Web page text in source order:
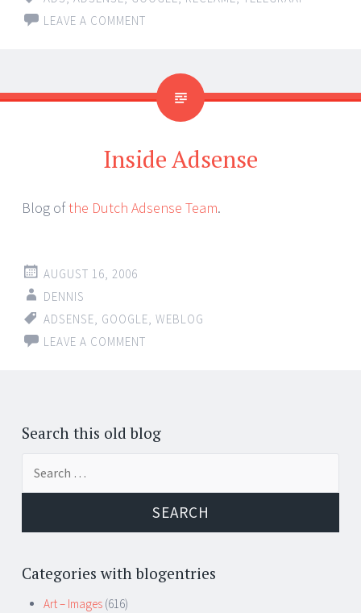
LEAVE A COMMENT
Inside Adsense
Blog ofthe Dutch Adsense Team.
AUGUST 16, 2006
DENNIS
ADSENSE GOOGLE WEBLOG
LEAVE A COMMENT
Search this old blog
Categories with blogentries
Art – Images (616)